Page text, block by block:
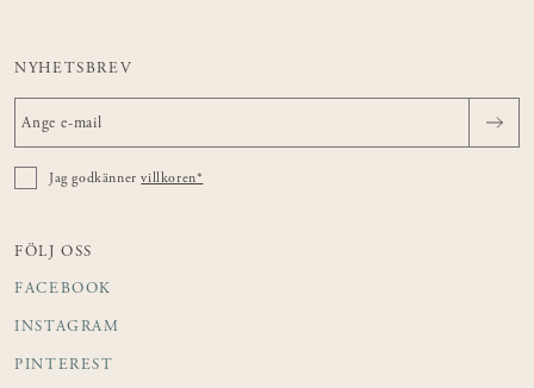
NYHETSBREV
Jag godkännervillkoren*
FÖLJ OSS
FACEBOOK
INSTAGRAM
PINTEREST